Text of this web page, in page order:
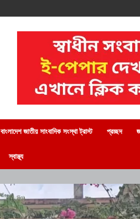
বাংলাদেশ জাতীয় সাংবাদিক সংস্থা ট্রাস্ট প্রচ্ছদ
স্বাস্থ্য